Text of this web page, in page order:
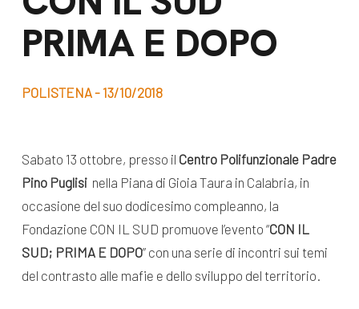
PRIMA E DOPO
POLISTENA - 13/10/2018
Sabato 13 ottobre, presso il Centro Polifunzionale Padre
Pino Puglisi nella Piana di Gioia Taura in Calabria, in
occasione del suo dodicesimo compleanno, la
Fondazione CON IL SUD promuove l’evento “CON IL
SUD; PRIMA E DOPO” con una serie di incontri sui temi
del contrasto alle mafie e dello sviluppo del territorio.
Lavora con noi
Bilancio di
missione
appuntamenti
News
Appuntamenti
dal Sud
Campagne
Videomagazine
e blog progetti